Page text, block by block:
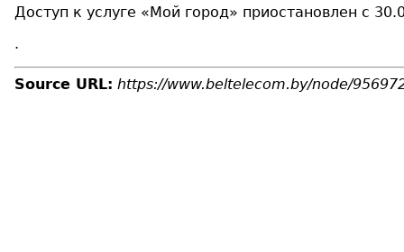
Доступ к услуге «Мой город» приостановлен с
.
Source URL: https://www.beltelecom.by/node/